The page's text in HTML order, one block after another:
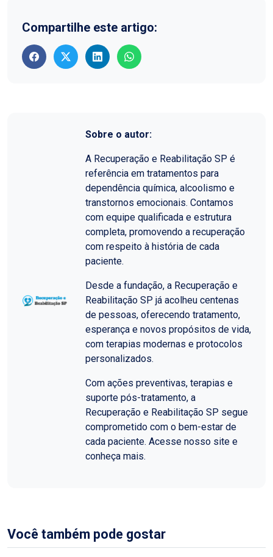
Compartilhe este artigo:
Sobre o autor:
A Recuperação e Reabilitação SP é
referência em tratamentos para
dependência química, alcoolismo e
transtornos emocionais. Contamos
com equipe qualificada e estrutura
completa, promovendo a recuperação
com respeito à história de cada
paciente.
Desde a fundação, a Recuperação e
Reabilitação SP já acolheu centenas
de pessoas, oferecendo tratamento,
esperança e novos propósitos de vida,
com terapias modernas e protocolos
personalizados.
Com ações preventivas, terapias e
suporte pós-tratamento, a
Recuperação e Reabilitação SP segue
comprometido com o bem-estar de
cada paciente. Acesse nosso site e
conheça mais.
Você também pode gostar